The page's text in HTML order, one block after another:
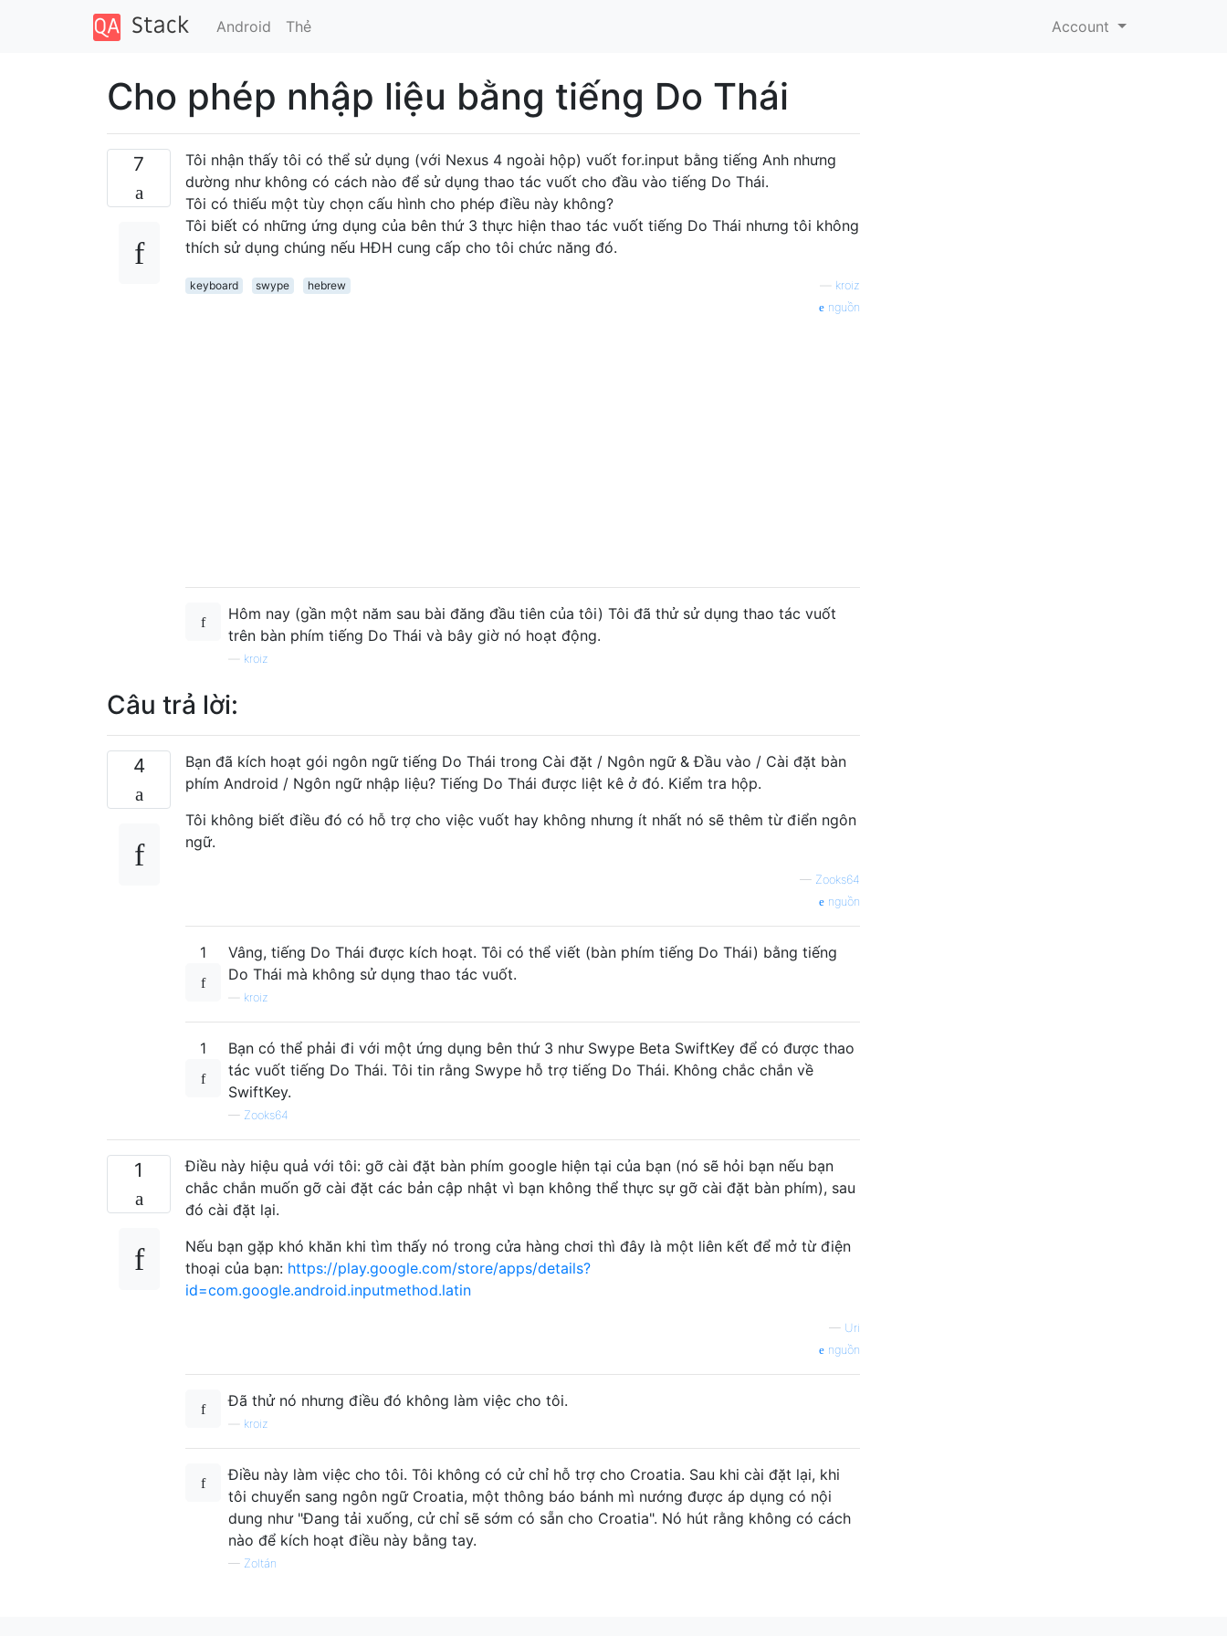
Android Thẻ Account
Cho phép nhập liệu bằng tiếng Do Thái
7
Tôi nhận thấy tôi có thể sử dụng (với Nexus 4 ngoài hộp) vuốt for.input bằng tiếng Anh nhưng
dường như không có cách nào để sử dụng thao tác vuốt cho đầu vào tiếng Do Thái.
Tôi có thiếu một tùy chọn cấu hình cho phép điều này không?
Tôi biết có những ứng dụng của bên thứ 3 thực hiện thao tác vuốt tiếng Do Thái nhưng tôi không
thích sử dụng chúng nếu HĐH cung cấp cho tôi chức năng đó.
keyboard swype hebrew
kroiz
nguồn
Hôm nay (gần một năm sau bài đăng đầu tiên của tôi) Tôi đã thử sử dụng thao tác vuốt
trên bàn phím tiếng Do Thái và bây giờ nó hoạt động.
kroiz
Câu trả lời:
4
Bạn đã kích hoạt gói ngôn ngữ tiếng Do Thái trong Cài đặt / Ngôn ngữ & Đầu vào / Cài đặt bàn
phím Android / Ngôn ngữ nhập liệu? Tiếng Do Thái được liệt kê ở đó. Kiểm tra hộp.
Tôi không biết điều đó có hỗ trợ cho việc vuốt hay không nhưng ít nhất nó sẽ thêm từ điển ngôn
ngữ.
— Zooks64
nguồn
1
Vâng, tiếng Do Thái được kích hoạt. Tôi có thể viết (bàn phím tiếng Do Thái) bằng tiếng
Do Thái mà không sử dụng thao tác vuốt.
kroiz
1
Bạn có thể phải đi với một ứng dụng bên thứ 3 như Swype Beta SwiftKey để có được thao
tác vuốt tiếng Do Thái. Tôi tin rằng Swype hỗ trợ tiếng Do Thái. Không chắc chắn về
SwiftKey.
— Zooks64
1
Điều này hiệu quả với tôi: gỡ cài đặt bàn phím google hiện tại của bạn (nó sẽ hỏi bạn nếu bạn
chắc chắn muốn gỡ cài đặt các bản cập nhật vì bạn không thể thực sự gỡ cài đặt bàn phím), sau
đó cài đặt lại.
Nếu bạn gặp khó khăn khi tìm thấy nó trong cửa hàng chơi thì đây là một liên kết để mở từ điện
thoại của bạn: https://play.google.com/store/apps/details?
id=com.google.android.inputmethod.latin
— Uri
nguồn
Đã thử nó nhưng điều đó không làm việc cho tôi.
kroiz
Điều này làm việc cho tôi. Tôi không có cử chỉ hỗ trợ cho Croatia. Sau khi cài đặt lại, khi
tôi chuyển sang ngôn ngữ Croatia, một thông báo bánh mì nướng được áp dụng có nội
dung như "Đang tải xuống, cử chỉ sẽ sớm có sẵn cho Croatia". Nó hút rằng không có cách
nào để kích hoạt điều này bằng tay.
— Zoltán